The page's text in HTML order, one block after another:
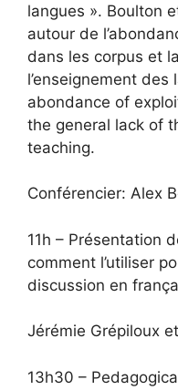
langues ». Boulton
autour de
dans les corpus et
l’enseignement
abondance of
the general lack of
teaching.
Conférencier: Alex
11h – Présentation
comment l’utiliser
discussion en
Jérémie Grépiloux
13h30 –